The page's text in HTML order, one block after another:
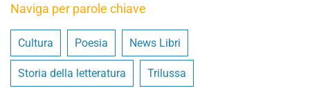
Naviga per parole chiave
Cultura Poesia News Libri
Storia della letteratura Trilussa